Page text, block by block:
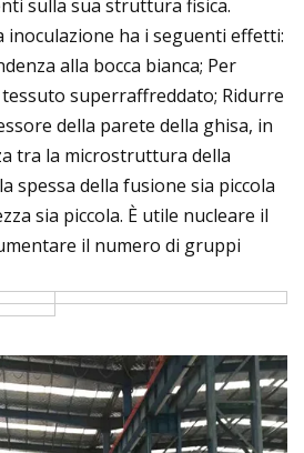
sulla sua struttura fisica.
ha i seguenti effetti:
alla bocca bianca; Per
superraffreddato; Ridurre
della parete della ghisa, in
tra la microstruttura della
spessa della fusione sia piccola
sia piccola. È utile nucleare il
il numero di gruppi